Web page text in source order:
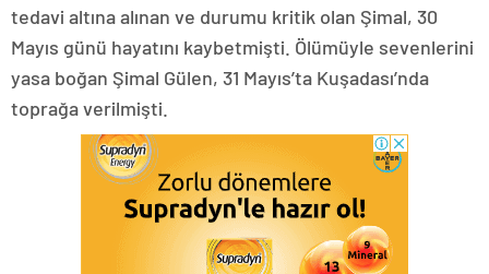
tedavi altına alınan ve durumu kritik olan Şimal, 30
Mayıs günü hayatını kaybetmişti. Ölümüyle sevenlerini
yasa boğan Şimal Gülen, 31 Mayıs’ta Kuşadası’nda
toprağa verilmişti.